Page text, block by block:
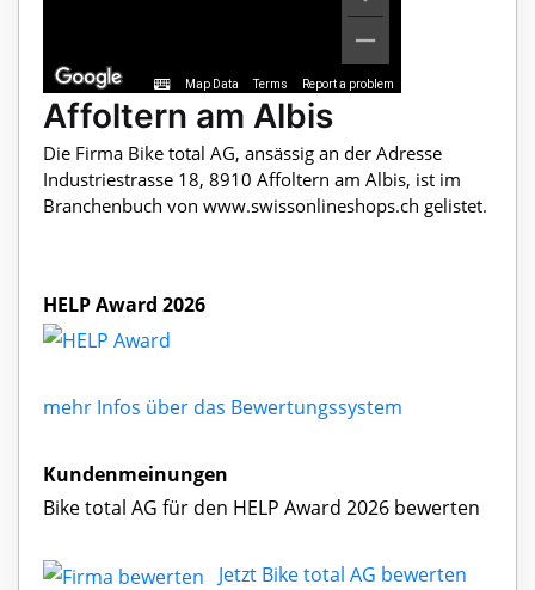
Map Data Terms Report a problem
Affoltern am Albis
Die Firma Bike total AG, ansässig an der Adresse
Industriestrasse 18, 8910 Affoltern am Albis, ist im
Branchenbuch von www.swissonlineshops.ch gelistet.
HELP Award 2026
mehr Infos über das Bewertungssystem
Kundenmeinungen
Bike total AG für den HELP Award 2026 bewerten
Jetzt Bike total AG bewerten